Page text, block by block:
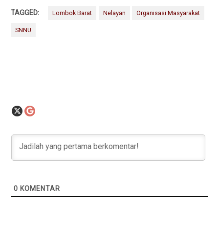
TAGGED: Lombok Barat Nelayan Organisasi Masyarakat
SNNU
0 KOMENTAR